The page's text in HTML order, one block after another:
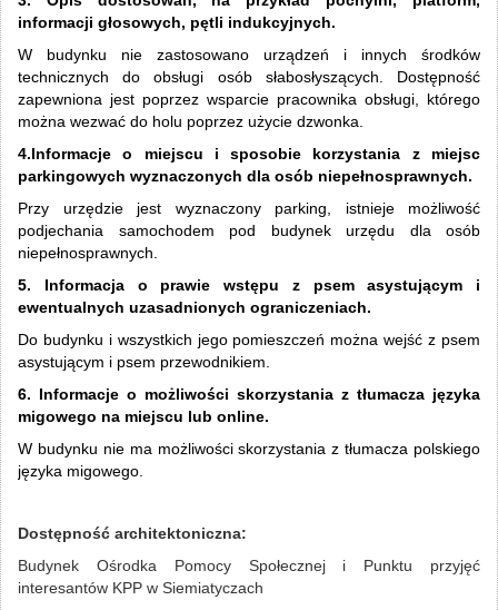
informacji głosowych, pętli indukcyjnych.
W budynku nie zastosowano urządzeń i innych środków
technicznych do obsługi osób słabosłyszących. Dostępność
zapewniona jest poprzez wsparcie pracownika obsługi, którego
można wezwać do holu poprzez użycie dzwonka.
4.Informacje o miejscu i sposobie korzystania z miejsc
parkingowych wyznaczonych dla osób niepełnosprawnych.
Przy urzędzie jest wyznaczony parking, istnieje możliwość
podjechania samochodem pod budynek urzędu dla osób
niepełnosprawnych.
5. Informacja o prawie wstępu z psem asystującym i
ewentualnych uzasadnionych ograniczeniach.
Do budynku i wszystkich jego pomieszczeń można wejść z psem
asystującym i psem przewodnikiem.
6. Informacje o możliwości skorzystania z tłumacza języka
migowego na miejscu lub online.
W budynku nie ma możliwości skorzystania z tłumacza polskiego
języka migowego.
Dostępność architektoniczna:
Budynek Ośrodka Pomocy Społecznej i Punktu przyjęć
interesantów KPP w Siemiatyczach